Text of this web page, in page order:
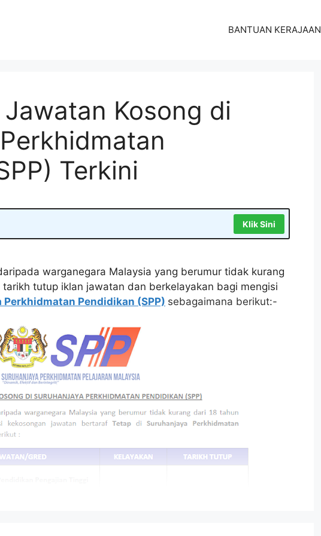
BANTUAN KERAJAAN
Kosong di
Terkini
Klik Sini
warganegara Malaysia yang berumur tidak kurang
tutup iklan jawatan dan berkelayakan bagi mengisi
Perkhidmatan Pendidikan (SPP) sebagaimana berikut:-